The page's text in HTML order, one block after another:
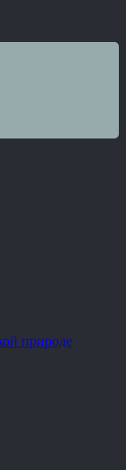
природе